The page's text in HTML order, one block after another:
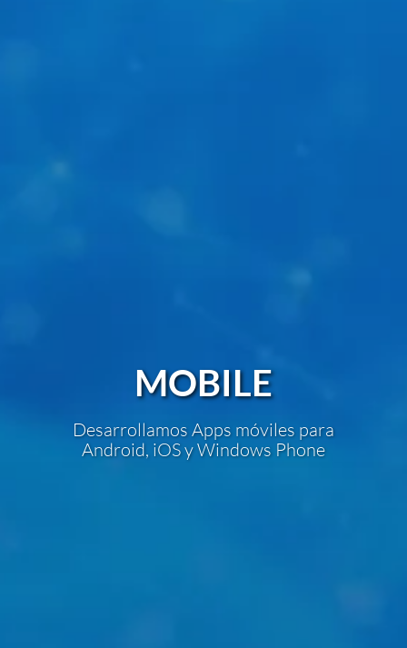
MOBILE
Desarrollamos Apps móviles para
Android, iOS y Windows Phone